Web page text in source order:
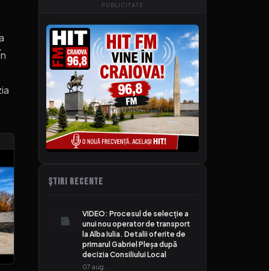
PUBLICITATE
ȘTIRI RECENTE
VIDEO: Procesul de selecție a
unui nou operator de transport
la Alba Iulia. Detalii oferite de
primarul Gabriel Pleșa după
decizia Consiliului Local
07 aug.